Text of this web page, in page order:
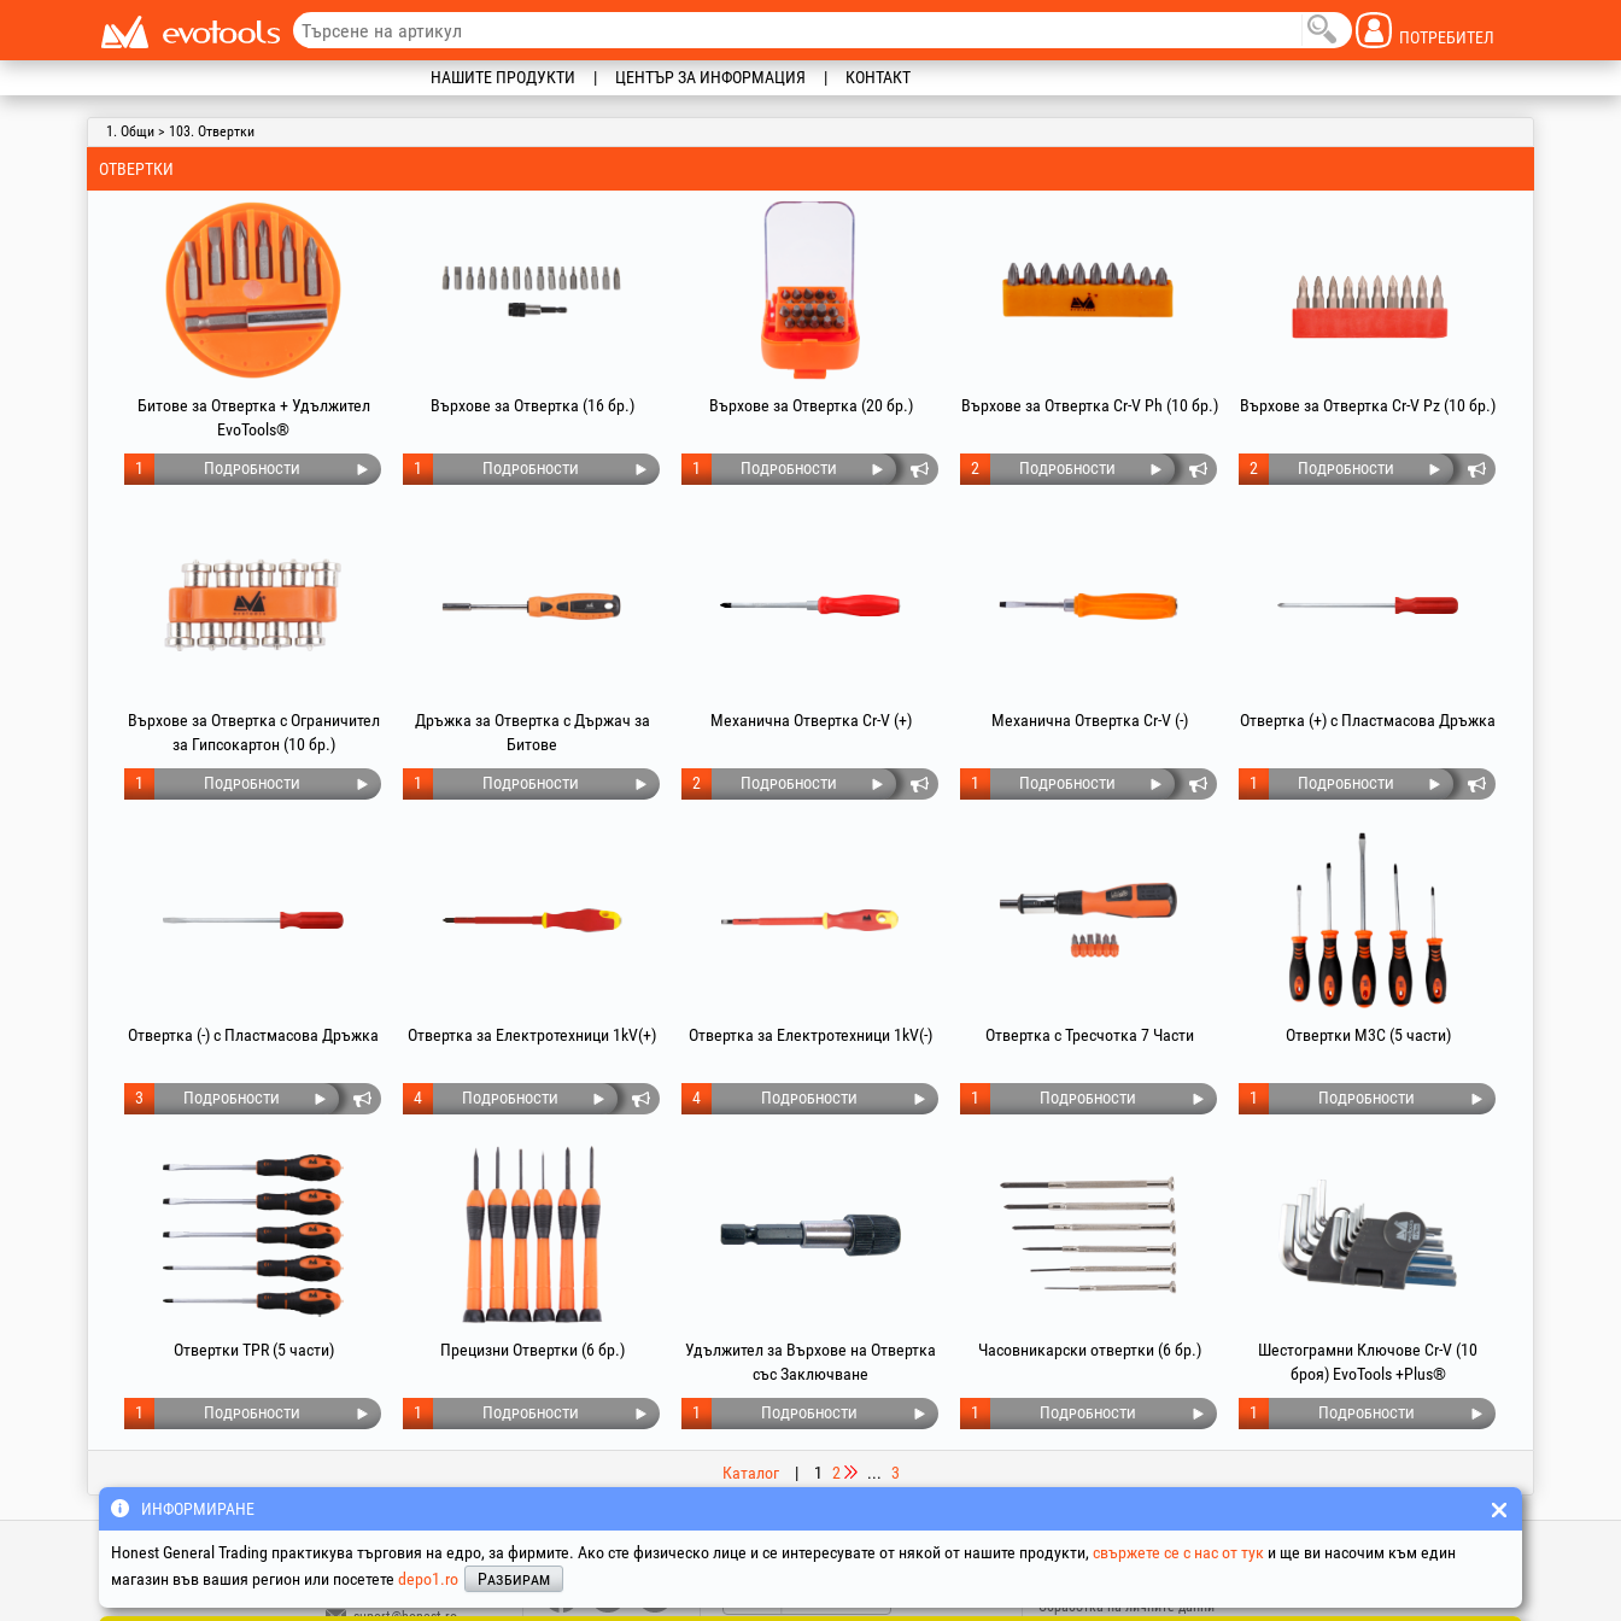
ПОТРЕБИТЕЛ
НАШИТЕ ПРОДУКТИ ЦЕНТЪР ЗА ИНФОРМАЦИЯ КОНТАКТ
1. Общи > 103. Отвертки
ОТВЕРТКИ
Битове за Отвертка + Удължител
EvoTools®
Подробности
1
Върхове за Отвертка (16 бр.)
Подробности
1
Върхове за Отвертка (20 бр.)
Подробности
1
Върхове за Отвертка Cr-V Ph (10 бр.)
Подробности
2
Върхове за Отвертка Cr-V Pz (10 бр.)
Подробности
2
Върхове за Отвертка с Ограничител
за Гипсокартон (10 бр.)
Подробности
1
Дръжка за Отвертка с Държач за
Битове
Подробности
1
Механична Отвертка Cr-V (+)
Подробности
2
Механична Отвертка Cr-V (-)
Подробности
1
Отвертка (+) с Пластмасова Дръжка
Подробности
1
Отвертка (-) с Пластмасова Дръжка
Подробности
3
Отвертка за Електротехници 1kV(+)
Подробности
4
Отвертка за Електротехници 1kV(-)
Подробности
4
Отвертка с Тресчотка 7 Части
Подробности
1
Отвертки M3C (5 части)
Подробности
1
Отвертки TPR (5 части)
Подробности
1
Прецизни Отвертки (6 бр.)
Подробности
1
Удължител за Върхове на Отвертка
със Заключване
Подробности
1
Часовникарски отвертки (6 бр.)
Подробности
1
Шестограмни Ключове Cr-V (10
броя) EvoTools +Plus®
Подробности
1
Каталог | 1 2 ... 3
Инфолайн Техник & Сервиз
suport@honest.ro
Социална Мрежа Решаване на Спорове Полезни Линкове
Обработка на личните данни
ИНФОРМИРАНЕ
Honest General Trading практикува търговия на едро, за фирмите. Ако сте физическо лице и се интересувате от някой от нашите продукти, свържете се с нас от тук и ще ви насочим към един
магазин във вашия регион или посетете depo1.ro Разбирам